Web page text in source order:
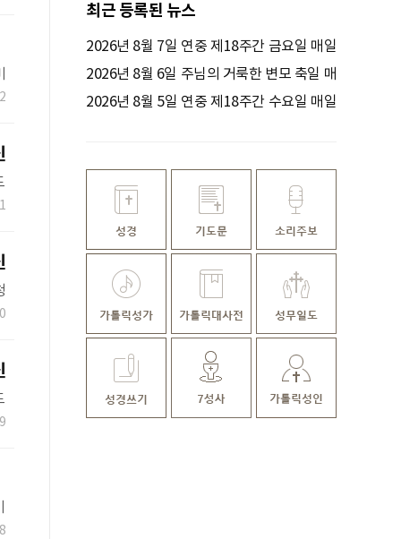
최근 등록된 뉴스
2026년 8월 7일 연중 제18주간 금요일 매일
미사ㅣ정연우 스테파노 신부 집전
2026년 8월 6일 주님의 거룩한 변모 축일 매
일미사ㅣ김명호 요셉 신부 집전
2026년 8월 5일 연중 제18주간 수요일 매일